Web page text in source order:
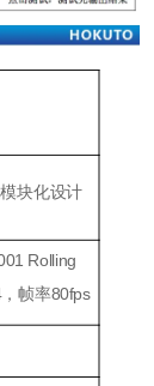
块化设计
Rolling
帧率80fps